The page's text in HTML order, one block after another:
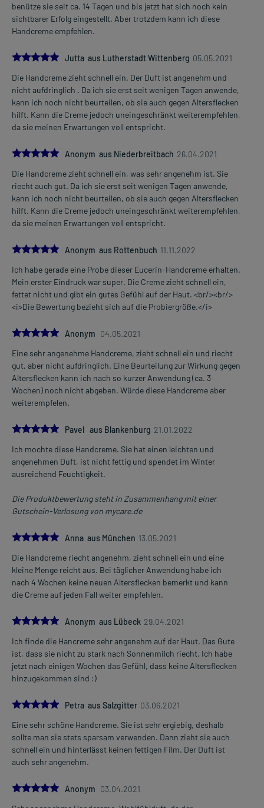
benütze sie seit ca. 14 Tagen und bis jetzt hat sich noch kein
sichtbarer Erfolg eingestellt. Aber trotzdem kann ich diese
Handcreme empfehlen.
5.0
Jutta aus Lutherstadt Wittenberg 05.05.2021
Die Handcreme zieht schnell ein. Der Duft ist angenehm und
nicht aufdringlich . Da ich sie erst seit wenigen Tagen anwende,
kann ich noch nicht beurteilen, ob sie auch gegen Altersflecken
hilft. Kann die Creme jedoch uneingeschränkt weiterempfehlen,
da sie meinen Erwartungen voll entspricht.
5.0Anonym aus Niederbreitbach 26.04.2021
Die Handcreme zieht schnell ein, was sehr angenehm ist. Sie
riecht auch gut. Da ich sie erst seit wenigen Tagen anwende,
kann ich noch nicht beurteilen, ob sie auch gegen Altersflecken
hilft. Kann die Creme jedoch uneingeschränkt weiterempfehlen,
da sie meinen Erwartungen voll entspricht.
5.0Anonym aus Rottenbuch 11.11.2022
Ich habe gerade eine Probe dieser Eucerin-Handcreme erhalten.
Mein erster Eindruck war super. Die Creme zieht schnell ein,
fettet nicht und gibt ein gutes Gefühl auf der Haut. <br/><br/>
<i>Die Bewertung bezieht sich auf die Probiergröße.</i>
5.0Anonym 04.05.2021
Eine sehr angenehme Handcreme, zieht schnell ein und riecht
gut, aber nicht aufdringlich. Eine Beurteilung zur Wirkung gegen
Altersflecken kann ich nach so kurzer Anwendung (ca. 3
Wochen) noch nicht abgeben. Würde diese Handcreme aber
weiterempfelen.
5.0
Pavel aus Blankenburg 21.01.2022
Ich mochte diese Handcreme. Sie hat einen leichten und
angenehmen Duft, ist nicht fettig und spendet im Winter
ausreichend Feuchtigkeit.
Die Produktbewertung steht in Zusammenhang mit einer
Gutschein-Verlosung von mycare.de
5.0Anna aus München 13.05.2021
Die Handcreme riecht angenehm, zieht schnell ein und eine
kleine Menge reicht aus. Bei täglicher Anwendung habe ich
nach 4 Wochen keine neuen Altersflecken bemerkt und kann
die Creme auf jeden Fall weiter empfehlen.
5.0Anonym aus Lübeck 29.04.2021
Ich finde die Hancreme sehr angenehm auf der Haut. Das Gute
ist, dass sie nicht zu stark nach Sonnenmilch riecht. Ich habe
jetzt nach einigen Wochen das Gefühl, dass keine Altersflecken
hinzugekommen sind :)
5.0
Petra aus Salzgitter 03.06.2021
Eine sehr schöne Handcreme. Sie ist sehr ergiebig, deshalb
sollte man sie stets sparsam verwenden. Dann zieht sie auch
schnell ein und hinterlässt keinen fettigen Film. Der Duft ist
auch sehr angenehm.
5.0Anonym 03.04.2021